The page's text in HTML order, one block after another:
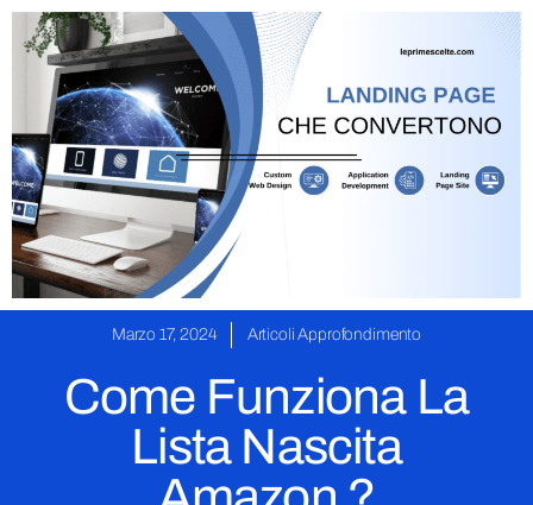
Marzo 17, 2024 Articoli Approfondimento
Come Funziona La
Lista Nascita